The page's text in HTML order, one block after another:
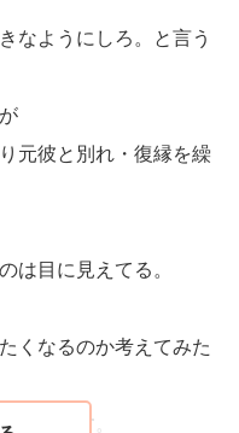
を本当に望んでいるの
って最良かを明確にす
、自分の心が何を求め
や考えを整理するのも
ても、
なようにしろ。と言う
元彼と別れ・復縁を繰
は目に見えてる。
くなるのか考えてみた
か。です。